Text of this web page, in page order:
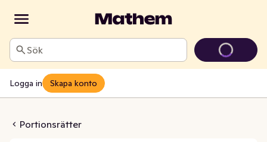
Sök
Logga in Skapa konto
Portionsrätter
Bolognese